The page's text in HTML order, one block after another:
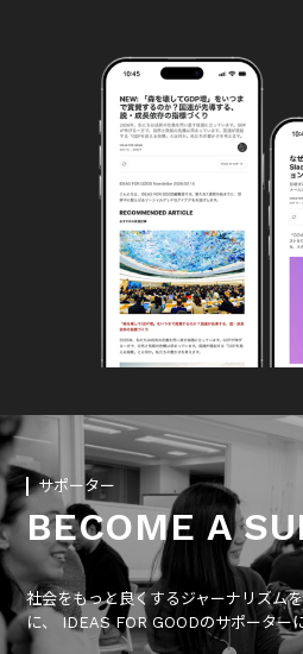
サポーター
BECOME A
社会をもっと良くするジャーナリズム
に、 IDEAS FOR GOODのサポーター